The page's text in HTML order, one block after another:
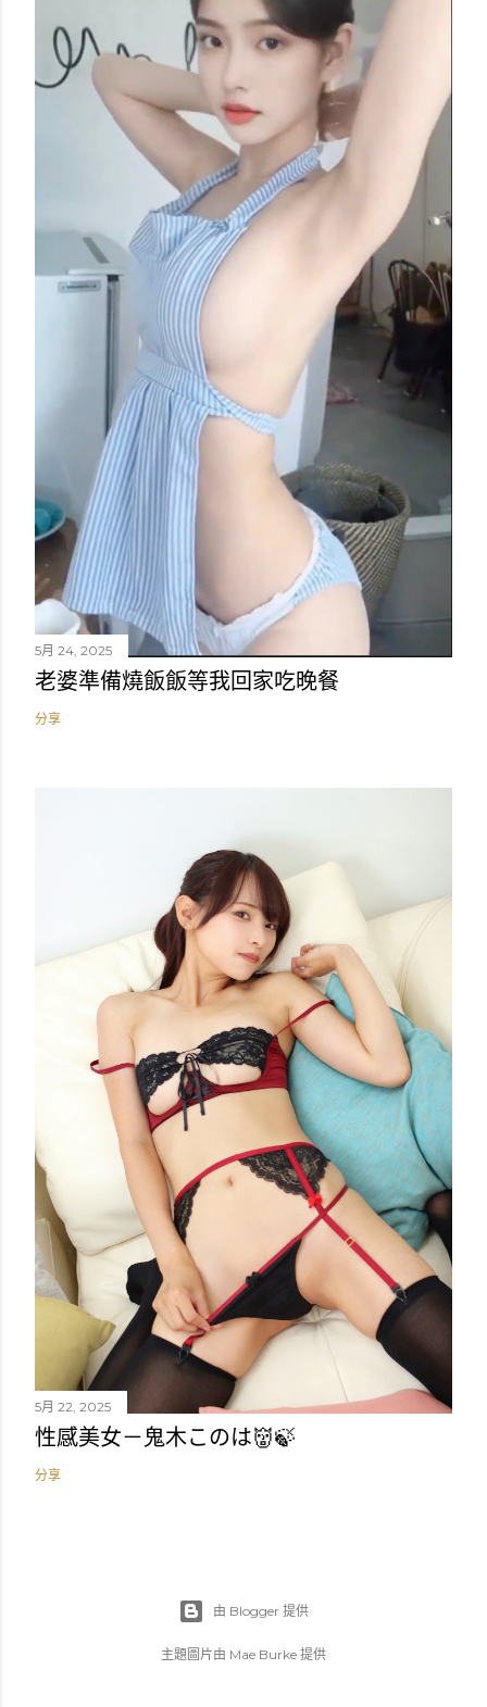
5月 24, 2025
老婆準備燒飯飯等我回家吃晚餐
分享
5月 22, 2025
性感美女－鬼木このは👹🍃
分享
由 Blogger 提供
主題圖片由 Mae Burke 提供